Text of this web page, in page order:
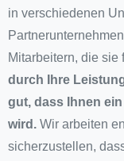
in verschiedenen
Mitarbeitern, die sie
durch Ihre
gut, dass Ihnen
wird. Wir arbeiten
sicherzustellen,